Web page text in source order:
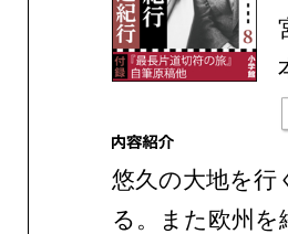
悠久の大地を行
る。また欧州を